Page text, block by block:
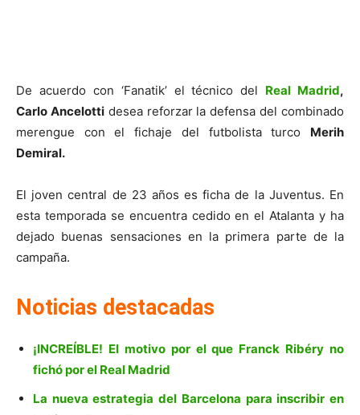
De acuerdo con ‘Fanatik’ el técnico del Real Madrid,
Carlo Ancelottidesea reforzar la defensa del combinado
merengue con el fichaje del futbolista turco Merih
Demiral.
El joven central de 23 años es ficha de la Juventus. En
esta temporada se encuentra cedido en el Atalanta y ha
dejado buenas sensaciones en la primera parte de la
campaña.
Noticias destacadas
¡INCREÍBLE! El motivo por el que Franck Ribéry no
fichó por el Real Madrid
La nueva estrategia del Barcelona para inscribir en